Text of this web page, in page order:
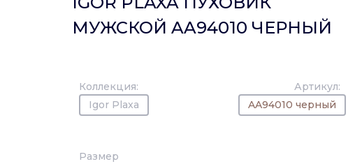
МУЖСКОЙ AA94010 ЧЕРНЫЙ
Коллекция:
Igor Plaxa
Артикул:
AA94010 черный
Размер